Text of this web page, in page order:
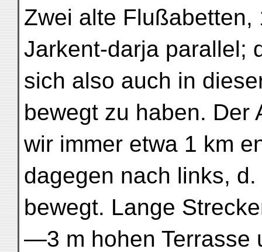
Zwei alte
Jarkent-darja parallel;
sich also auch in
bewegt zu haben. Der
wir immer etwa 1 km
dagegen nach links,
bewegt. Lange
—3 m hohen Terrasse